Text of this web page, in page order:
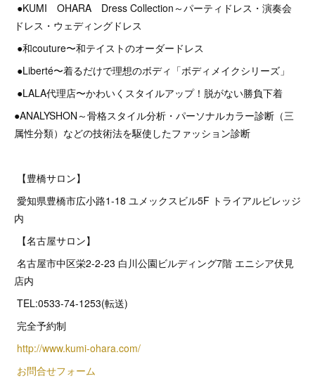
●KUMI OHARA Dress Collection～パーティドレス・演奏会
ドレス・ウェディングドレス
●和couture〜和テイストのオーダードレス
●Liberté〜着るだけで理想のボディ「ボディメイクシリーズ」
●LALA代理店〜かわいくスタイルアップ！脱がない勝負下着
●ANALYSHON～骨格スタイル分析・パーソナルカラー診断（三
属性分類）などの技術法を駆使したファッション診断
【豊橋サロン】
愛知県豊橋市広小路1-18 ユメックスビル5F トライアルビレッジ
内
【名古屋サロン】
名古屋市中区栄2‐2‐23 白川公園ビルディング7階 エニシア伏見
店内
TEL:0533-74-1253(転送)
完全予約制
http://www.kumi-ohara.com/
お問合せフォーム